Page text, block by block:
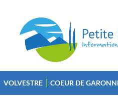
VOLVESTRE COEUR DE